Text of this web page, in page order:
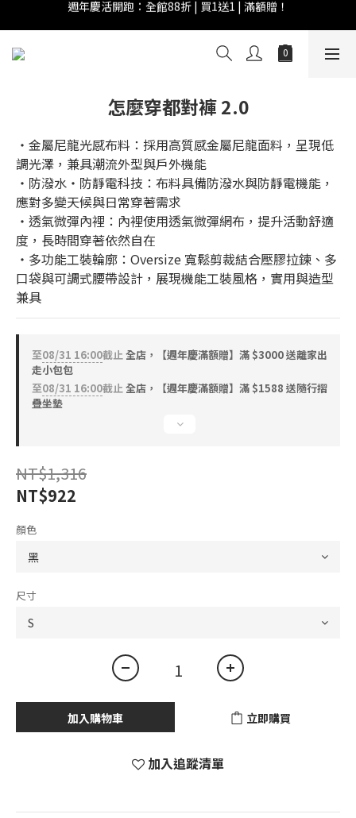
週年慶活開跑：全館88折 | 買1送1 | 滿額贈！
全館滿 $999 即享免運費！
週年慶活開跑：全館88折 | 買1送1 | 滿額贈！
怎麼穿都對褲 2.0
‧金屬尼龍光感布料：採用高質感金屬尼龍面料，呈現低
調光澤，兼具潮流外型與戶外機能
‧防潑水・防靜電科技：布料具備防潑水與防靜電機能，
應對多變天候與日常穿著需求
‧透氣微彈內裡：內裡使用透氣微彈網布，提升活動舒適
度，長時間穿著依然自在
‧多功能工裝輪廓：Oversize 寬鬆剪裁結合壓膠拉鍊、多
口袋與可調式腰帶設計，展現機能工裝風格，實用與造型
兼具
至08/31 16:00截止全店，【週年慶滿額贈】滿 $3000 送離家出
走小包包
至08/31 16:00截止全店，【週年慶滿額贈】滿 $1588 送隨行摺
疊坐墊
NT$1,316
NT$922
顏色
尺寸
加入購物車 立即購買
加入追蹤清單